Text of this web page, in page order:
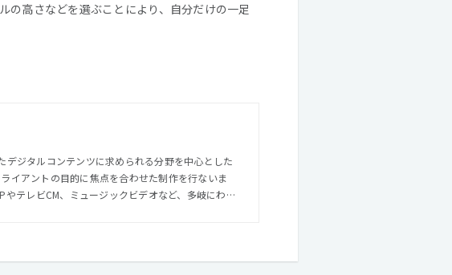
の高さなどを選ぶことにより、自分だけの一足
デジタルコンテンツに求められる分野を中心とした
イアントの目的に焦点を合わせた制作を行ないま
にも社屋の1Fと地下には